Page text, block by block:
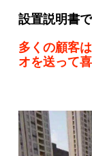
設置説明書
多くの顧客
オを送って